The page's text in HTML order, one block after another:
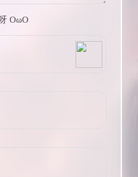
OωO
Tieba